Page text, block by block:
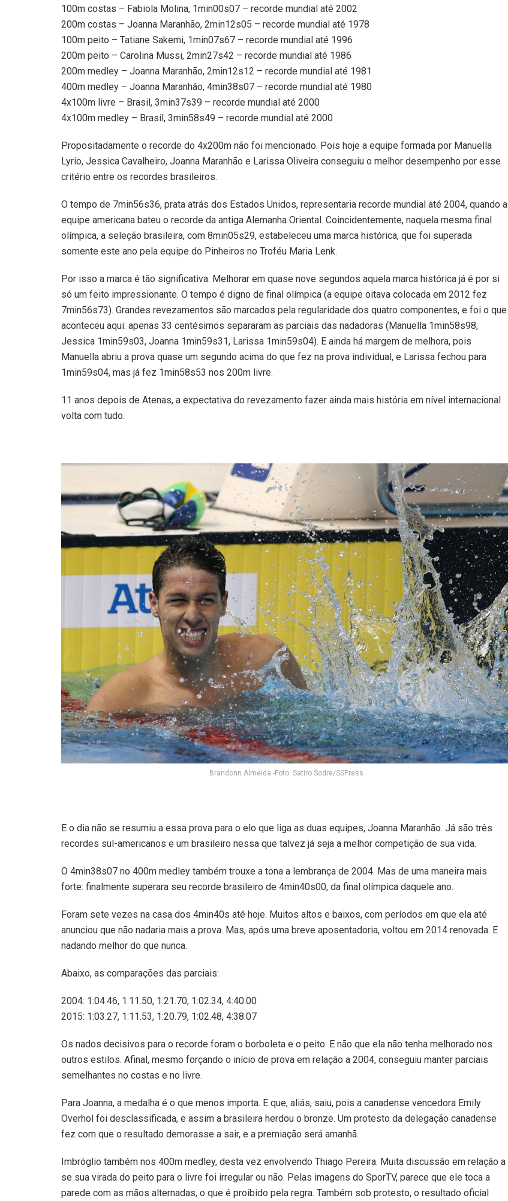
100m costas – Fabiola Molina, 1min00s07 – recorde mundial até 2002
200m costas – Joanna Maranhão, 2min12s05 – recorde mundial até 1978
100m peito – Tatiane Sakemi, 1min07s67 – recorde mundial até 1996
200m peito – Carolina Mussi, 2min27s42 – recorde mundial até 1986
200m medley – Joanna Maranhão, 2min12s12 – recorde mundial até 1981
400m medley – Joanna Maranhão, 4min38s07 – recorde mundial até 1980
4x100m livre – Brasil, 3min37s39 – recorde mundial até 2000
4x100m medley – Brasil, 3min58s49 – recorde mundial até 2000
Propositadamente o recorde do 4x200m não foi mencionado. Pois hoje a equipe formada por Manuella
Lyrio, Jessica Cavalheiro, Joanna Maranhão e Larissa Oliveira conseguiu o melhor desempenho por esse
critério entre os recordes brasileiros.
O tempo de 7min56s36, prata atrás dos Estados Unidos, representaria recorde mundial até 2004, quando a
equipe americana bateu o recorde da antiga Alemanha Oriental. Coincidentemente, naquela mesma final
olímpica, a seleção brasileira, com 8min05s29, estabeleceu uma marca histórica, que foi superada
somente este ano pela equipe do Pinheiros no Troféu Maria Lenk.
Por isso a marca é tão significativa. Melhorar em quase nove segundos aquela marca histórica já é por si
só um feito impressionante. O tempo é digno de final olímpica (a equipe oitava colocada em 2012 fez
7min56s73). Grandes revezamentos são marcados pela regularidade dos quatro componentes, e foi o que
aconteceu aqui: apenas 33 centésimos separaram as parciais das nadadoras (Manuella 1min58s98,
Jessica 1min59s03, Joanna 1min59s31, Larissa 1min59s04). E ainda há margem de melhora, pois
Manuella abriu a prova quase um segundo acima do que fez na prova individual, e Larissa fechou para
1min59s04, mas já fez 1min58s53 nos 200m livre.
11 anos depois de Atenas, a expectativa do revezamento fazer ainda mais história em nível internacional
volta com tudo.
Brandonn Almeida -Foto: Satiro Sodre/SSPress
E o dia não se resumiu a essa prova para o elo que liga as duas equipes, Joanna Maranhão. Já são três
recordes sul-americanos e um brasileiro nessa que talvez já seja a melhor competição de sua vida.
O 4min38s07 no 400m medley também trouxe a tona a lembrança de 2004. Mas de uma maneira mais
forte: finalmente superara seu recorde brasileiro de 4min40s00, da final olímpica daquele ano.
Foram sete vezes na casa dos 4min40s até hoje. Muitos altos e baixos, com períodos em que ela até
anunciou que não nadaria mais a prova. Mas, após uma breve aposentadoria, voltou em 2014 renovada. E
nadando melhor do que nunca.
Abaixo, as comparações das parciais:
2004: 1:04.46, 1:11.50, 1:21.70, 1:02.34, 4:40.00
2015: 1:03.27, 1:11.53, 1:20.79, 1:02.48, 4:38.07
Os nados decisivos para o recorde foram o borboleta e o peito. E não que ela não tenha melhorado nos
outros estilos. Afinal, mesmo forçando o início de prova em relação a 2004, conseguiu manter parciais
semelhantes no costas e no livre.
Para Joanna, a medalha é o que menos importa. E que, aliás, saiu, pois a canadense vencedora Emily
Overhol foi desclassificada, e assim a brasileira herdou o bronze. Um protesto da delegação canadense
fez com que o resultado demorasse a sair, e a premiação será amanhã.
Imbróglio também nos 400m medley, desta vez envolvendo Thiago Pereira. Muita discussão em relação a
se sua virada do peito para o livre foi irregular ou não. Pelas imagens do SporTV, parece que ele toca a
parede com as mãos alternadas, o que é proibido pela regra. Também sob protesto, o resultado oficial